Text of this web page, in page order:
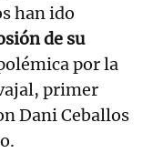
han ido
de su
por la
primer
Dani Ceballos